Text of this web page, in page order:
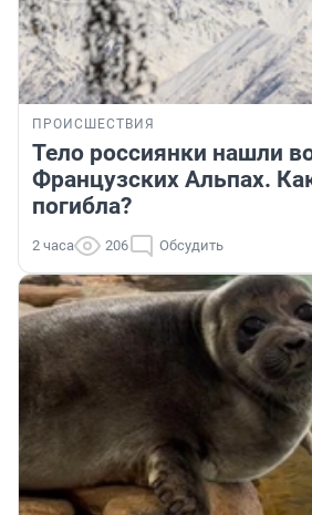
ПРОИСШЕСТВИЯ
Тело россиянки нашли
Французских Альпах.
погибла?
2 часа 206 Обсудить